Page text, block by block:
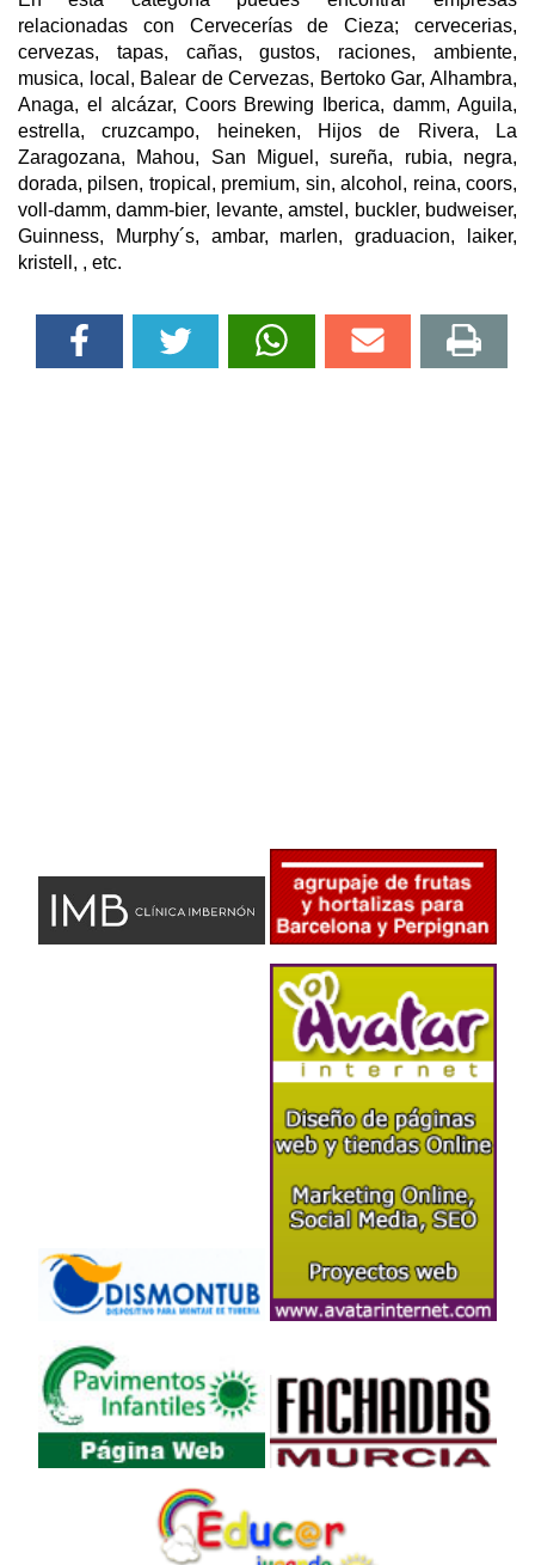
relacionadas con Cervecerías de Cieza; cervecerias,
cervezas, tapas, cañas, gustos, raciones, ambiente,
musica, local, Balear de Cervezas, Bertoko Gar, Alhambra,
Anaga, el alcázar, Coors Brewing Iberica, damm, Aguila,
estrella, cruzcampo, heineken, Hijos de Rivera, La
Zaragozana, Mahou, San Miguel, sureña, rubia, negra,
dorada, pilsen, tropical, premium, sin, alcohol, reina, coors,
voll-damm, damm-bier, levante, amstel, buckler, budweiser,
Guinness, Murphy´s, ambar, marlen, graduacion, laiker,
kristell, , etc.